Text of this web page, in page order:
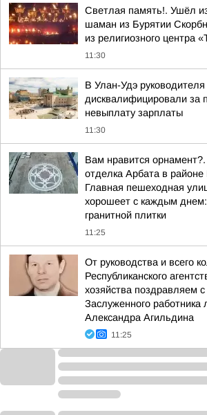
Светлая память!. Ушёл
шаман из Бурятии
из религиозного центра
11:30
В Улан-Удэ
дисквалифицировали за
невыплату зарплаты
11:30
Вам нравится орнамент?.
отделка Арбата в районе
Главная пешеходная
хорошеет с каждым днем:
гранитной плитки
11:25
От руководства и всего
Республиканского
хозяйства поздравляем
Заслуженного работника
Александра Агильдина
11:25